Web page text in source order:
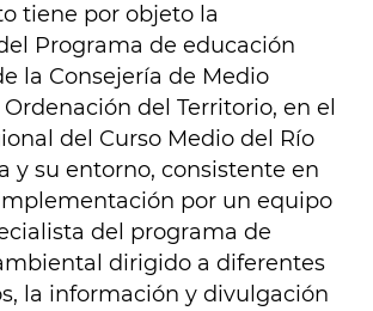
tiene por objeto la
Programa de educación
la Consejería de Medio
del Territorio, en el
del Curso Medio del Río
y su entorno, consistente en
por un equipo
del programa de
dirigido a diferentes
la información y divulgación